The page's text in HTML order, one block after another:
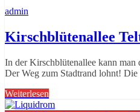
admin
Kirschblütenallee
In der Kirschblütenallee kann
Der Weg zum Stadtrand lohnt!
Weiterlesen